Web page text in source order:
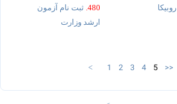
روبيکا
480. ثبت نام آزمون
ارشد وزارت
< 1 2 3 45 >>